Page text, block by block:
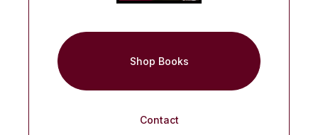
Shop Books
Contact